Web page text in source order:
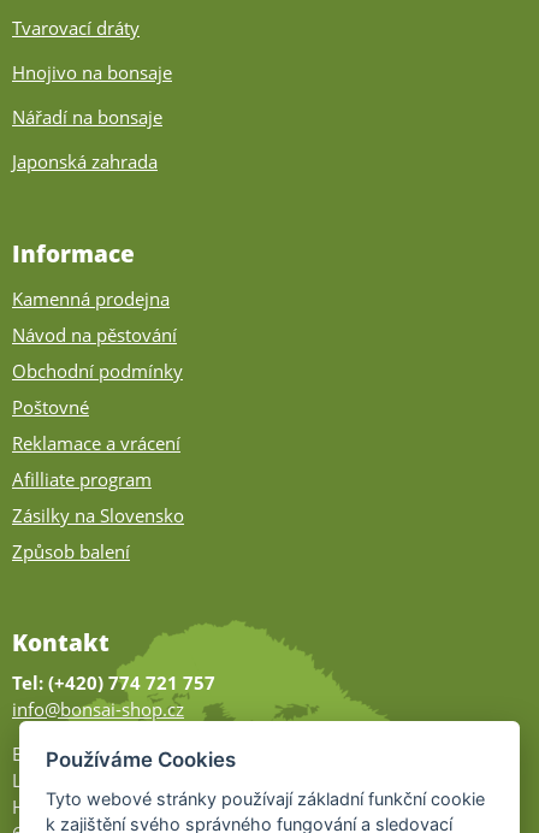
Tvarovací dráty
Hnojivo na bonsaje
Nářadí na bonsaje
Japonská zahrada
Informace
Kamenná prodejna
Návod na pěstování
Obchodní podmínky
Poštovné
Reklamace a vrácení
Afilliate program
Zásilky na Slovensko
Způsob balení
Kontakt
Tel: (+420) 774 721 757
info@bonsai-shop.cz
Bonsai-shop
Legionářů 2
Hodonín
Používáme Cookies
Tyto webové stránky používají základní funkční cookie
k zajištění svého správného fungování a sledovací